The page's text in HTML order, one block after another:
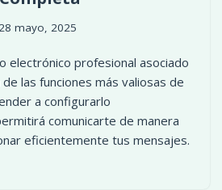
mayo, 2025
electrónico profesional asociado
las funciones más valiosas de
a configurarlo
comunicarte de manera
eficientemente tus mensajes.